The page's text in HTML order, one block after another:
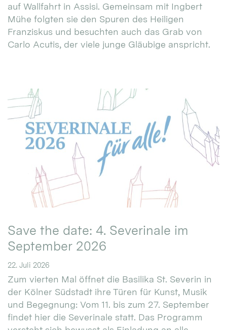
auf Wallfahrt in Assisi. Gemeinsam mit Ingbert
Mühe folgten sie den Spuren des Heiligen
Franziskus und besuchten auch das Grab von
Carlo Acutis, der viele junge Gläubige anspricht.
Save the date: 4. Severinale im
September 2026
22. Juli 2026
Zum vierten Mal öffnet die Basilika St. Severin in
der Kölner Südstadt ihre Türen für Kunst, Musik
und Begegnung: Vom 11. bis zum 27. September
findet hier die Severinale statt. Das Programm